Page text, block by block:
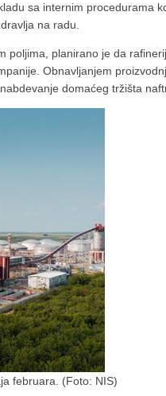
sa internim procedurama
na radu.
poljima, planirano je da
Obnavljanjem
domaćeg tržišta
februara. (Foto: NIS)